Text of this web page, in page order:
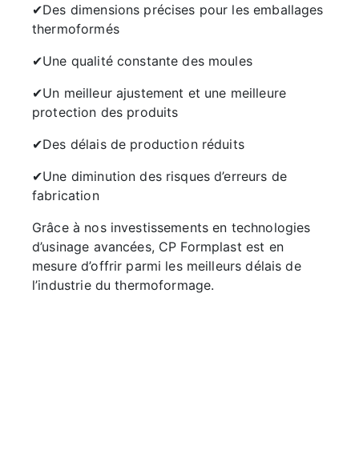
✔Des dimensions précises pour les emballages
thermoformés
✔Une qualité constante des moules
✔Un meilleur ajustement et une meilleure
protection des produits
✔Des délais de production réduits
✔Une diminution des risques d’erreurs de
fabrication
Grâce à nos investissements en technologies
d’usinage avancées, CP Formplast est en
mesure d’offrir parmi les meilleurs délais de
l’industrie du thermoformage.